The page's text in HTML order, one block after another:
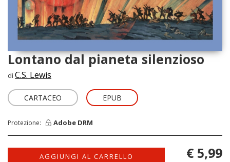
Lontano dal pianeta silenzioso
di C.S. Lewis
CARTACEO EPUB
Protezione: Adobe DRM
AGGIUNGI AL CARRELLO € 5,99